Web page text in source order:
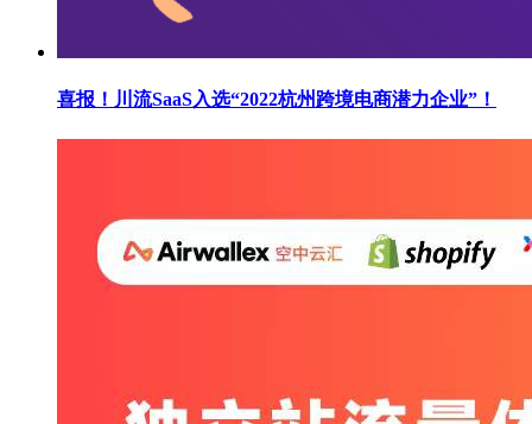
喜报！川流SaaS入选“2022杭州跨境电商潜力企业”！